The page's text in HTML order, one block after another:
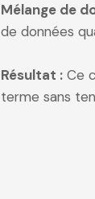
Mélange de
de données
Résultat : Ce
terme sans